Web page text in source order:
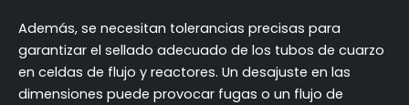
Además, se necesitan tolerancias precisas para
garantizar el sellado adecuado de los tubos de cuarzo
en celdas de flujo y reactores. Un desajuste en las
dimensiones puede provocar fugas o un flujo de